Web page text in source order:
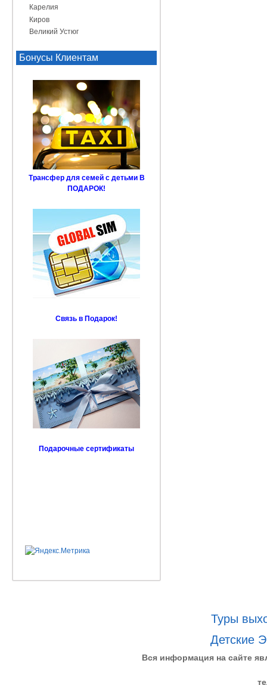
Карелия
Киров
Великий Устюг
Бонусы Клиентам
Трансфер для семей с детьми В
ПОДАРОК!
Связь в Подарок!
Подарочные сертификаты
Туры
Детские
Вся информация на сайте